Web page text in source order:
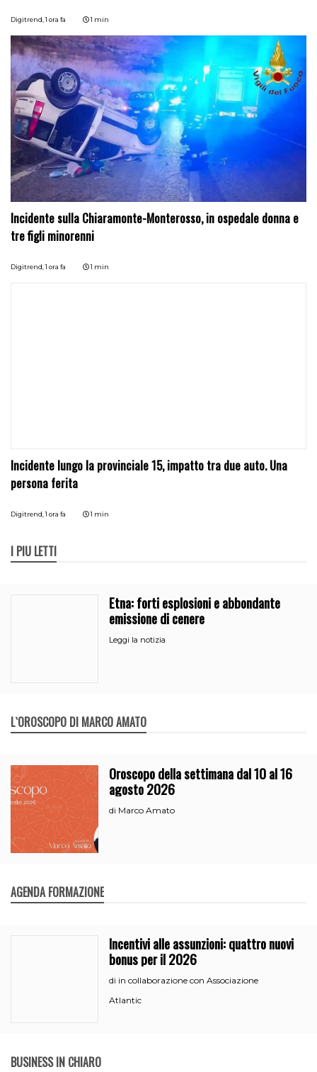
Digitrend,1 ora fa 1 min
Incidente sulla Chiaramonte-Monterosso, in ospedale donna e
tre figli minorenni
Digitrend,1 ora fa 1 min
Incidente lungo la provinciale 15, impatto tra due auto. Una
persona ferita
Digitrend,1 ora fa 1 min
I PIÙ LETTI
Etna: forti esplosioni e abbondante
emissione di cenere
Leggi la notizia
L`OROSCOPO DI MARCO AMATO
Oroscopo della settimana dal 10 al 16
agosto 2026
di Marco Amato
AGENDA FORMAZIONE
Incentivi alle assunzioni: quattro nuovi
bonus per il 2026
di in collaborazione con Associazione
Atlantic
BUSINESS IN CHIARO